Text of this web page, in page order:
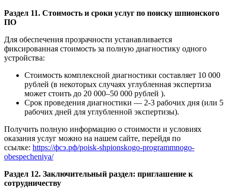
Раздел 11. Стоимость и сроки услуг по поиску шпионского
ПО
Для обеспечения прозрачности устанавливается
фиксированная стоимость за полную диагностику одного
устройства:
Стоимость комплексной диагностики составляет 10 000
рублей (в некоторых случаях углубленная экспертиза
может стоить до 20 000–50 000 рублей ).
Срок проведения диагностики — 2-3 рабочих дня (или 5
рабочих дней для углубленной экспертизы).
Получить полную информацию о стоимости и условиях
оказания услуг можно на нашем сайте, перейдя по
ссылке: https://фсэ.рф/poisk-shpionskogo-programmnogo-
obespecheniya/
Раздел 12. Заключительный раздел: приглашение к
сотрудничеству